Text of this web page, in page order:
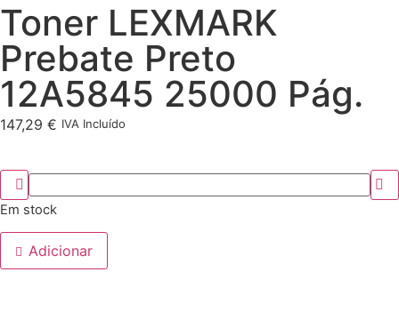
Toner LEXMARK
Prebate Preto
12A5845 25000 Pág.
147,29 € IVA Incluído
Em stock
Adicionar